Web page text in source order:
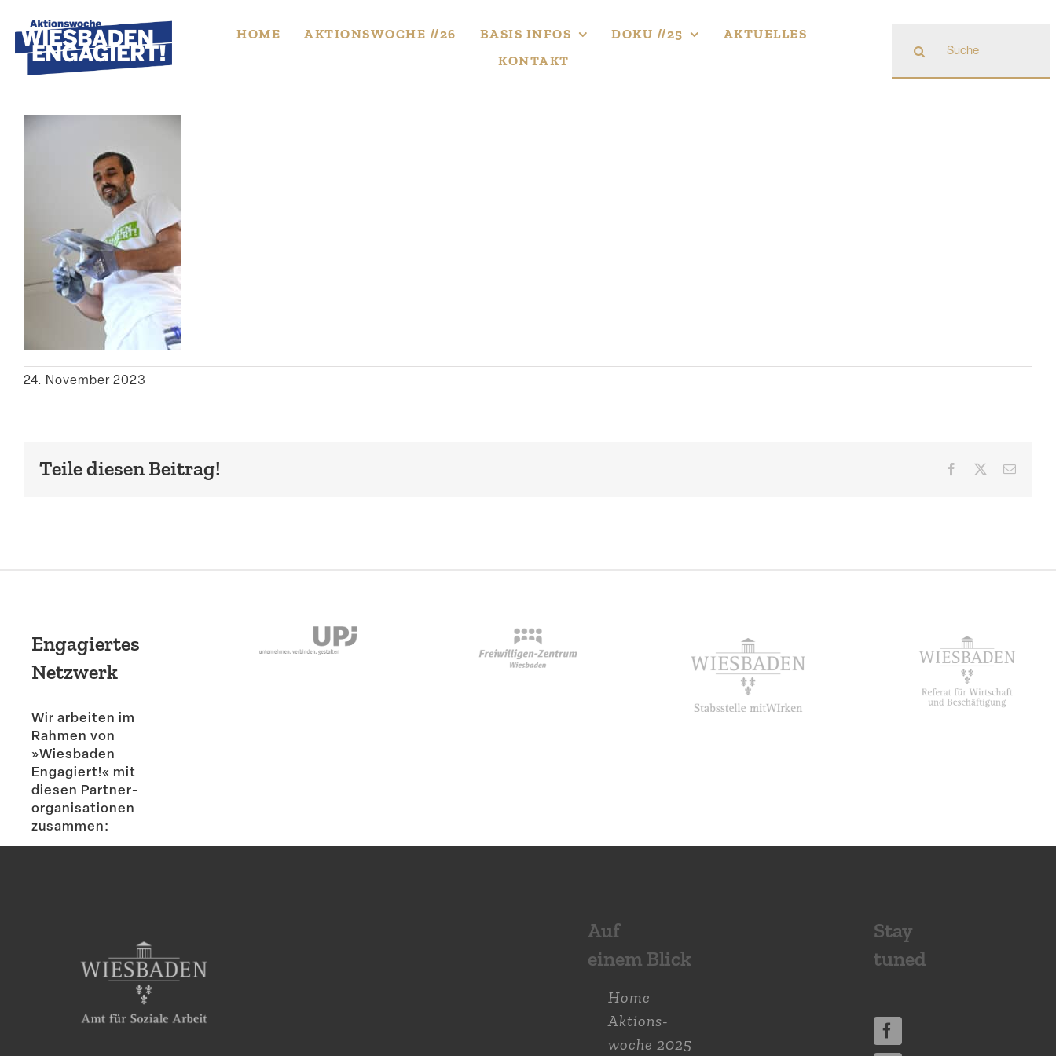
to
content
HOME AKTIONS­WOCHE //26 BASIS INFOS DOKU //25
AKTUELLES
KONTAKT
nach:
24. November 2023
Teile diesen Beitrag! Facebook
Engagiertes
Netzwerk
Wir arbeiten im
Rahmen von
»Wiesbaden
Engagiert!« mit
diesen Partner­
or­ga­ni­sa­tionen
zusammen:
Auf
einem Blick
Home
Aktions­
woche 2025
Stay
tuned